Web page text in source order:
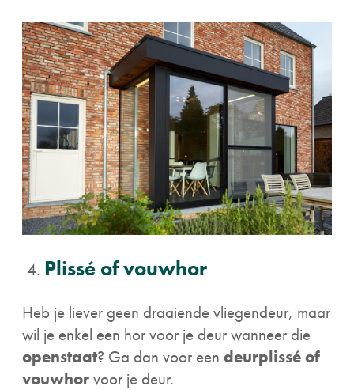
Plissé of vouwhor
Heb je liever geen draaiende vliegendeur, maar
wil je enkel een hor voor je deur wanneer die
openstaat? Ga dan voor een deurplissé of
vouwhorvoor je deur.